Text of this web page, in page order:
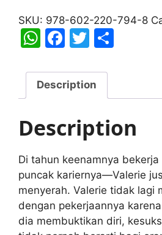
quantity
SKU: 978-602-220-794-8
W
at
s
p
p
F
c
e
o
o
k
T
itt
er e
Description
Description
Di tahun keenamnya
puncak kariernya—Valerie
menyerah. Valerie tidak lagi
dengan pekerjaannya
dia membuktikan diri,